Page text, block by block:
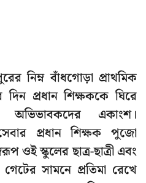
নিম্ন বাঁধগোড়া প্রাথমিক
দিন প্রধান শিক্ষককে ঘিরে
অভিভাবকদের একাংশ।
প্রধান শিক্ষক পুজো
ওই স্কুলের ছাত্র-ছাত্রী এবং
সামনে প্রতিমা রেখে